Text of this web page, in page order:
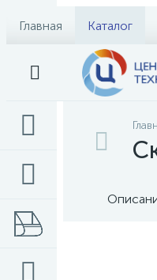
Главная Каталог